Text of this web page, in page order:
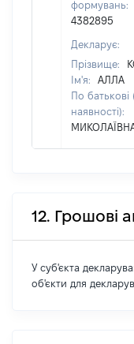
формувань:
4382895
Декларує:
Прізвище:
Ім'я:
АЛЛА
По батькові
наявності):
12. Грошові
У суб'єкта
об'єкти для